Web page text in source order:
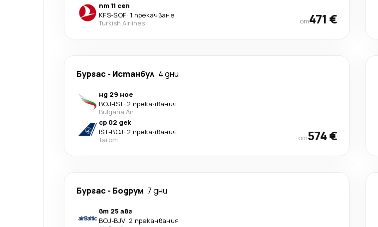
пт 11 сеп
KFS-SOF· 1 прекачване
Turkish Airlines
от471 €
Бургас - Истанбул 4 дни
нд 29 ное
BOJ-IST· 2 прекачвания
Bulgaria Air
ср 02 дек
IST-BOJ· 2 прекачвания
Tarom
от574 €
Бургас - Бодрум 7 дни
вт 25 авг
BOJ-BJV· 2 прекачвания